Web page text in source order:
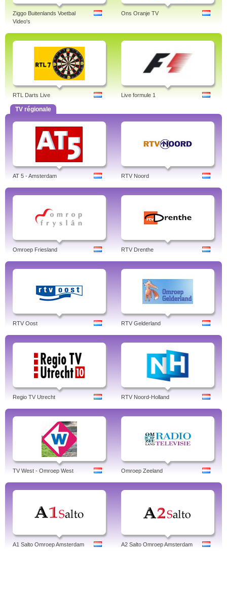
Ziggo Buitenlands Voetbal
Video's
Ons Oranje TV
RTL Darts Live Live formule 1
TV régionale
AT 5 - Amsterdam RTV Noord
Omroep Friesland RTV Drenthe
RTV Oost RTV Gelderland
Regio TV Utrecht RTV Noord-Holland
TV West - Omroep West Omroep Zeeland
A1 Salto Omroep Amsterdam A2 Salto Omroep Amsterdam